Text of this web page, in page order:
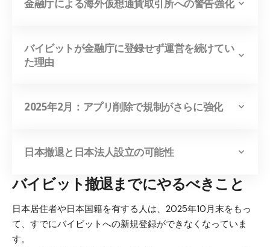
金融庁による海外仮想通貨取引所への警告強化
バイビットが金融庁に登録せず運営を続けてい
た理由
2025年2月：アプリ削除で規制がさらに強化
日本撤退と日本法人設立の可能性
バイビット撤退までにやるべきこと
日本居住者や日本国籍を有する人は、2025年10月末をもっ
て、すでにバイビットへの新規登録ができなくなっていま
す。